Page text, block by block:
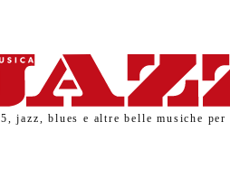
jazz, blues e altre belle musiche per